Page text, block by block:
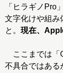
「ヒラギノPro
文字化けや組み
と。 現在、
ここまでは「
不具合ではある